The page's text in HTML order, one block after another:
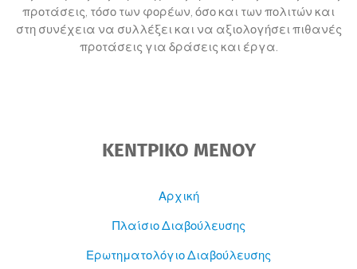
προτάσεις, τόσο των φορέων, όσο και των πολιτών και
στη συνέχεια να συλλέξει και να αξιολογήσει πιθανές
προτάσεις για δράσεις και έργα.
ΚΕΝΤΡΙΚΟ ΜΕΝΟΥ
Αρχική
Πλαίσιο Διαβούλευσης
Ερωτηματολόγιο Διαβούλευσης